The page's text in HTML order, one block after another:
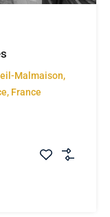
Malmaison,
France